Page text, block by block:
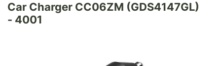
Car Charger CC06ZM (GDS4147GL)
- 4001